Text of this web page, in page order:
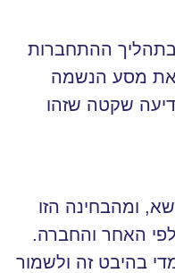
ההתחברות
את מסע הנשמה
שקטה שזהו
ומהבחינה הזו
האחר והחברה.
בהיבט זה ולשמור